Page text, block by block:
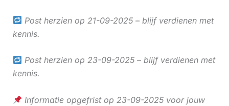
Post herzien op 21-09-2025 – blijf verdienen met
kennis.
Post herzien op 23-09-2025 – blijf verdienen met
kennis.
Informatie opgefrist op 23-09-2025 voor jouw